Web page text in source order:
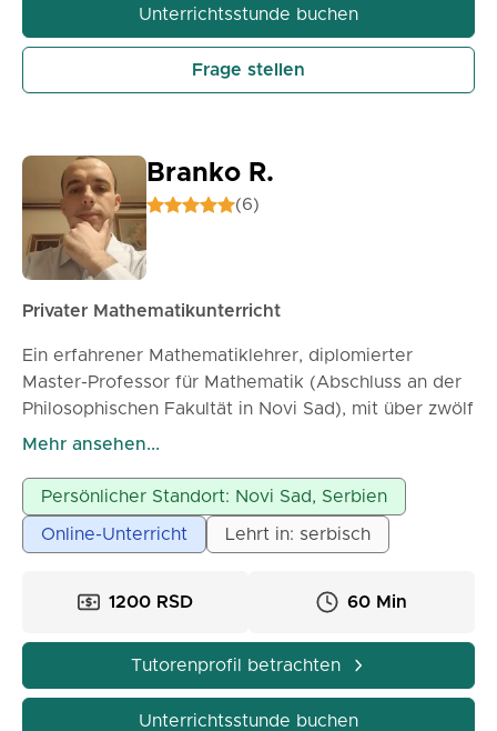
Unterrichtsstunde buchen
Frage stellen
Branko R.
(6)
Privater Mathematikunterricht
Ein erfahrener Mathematiklehrer, diplomierter
Master-Professor für Mathematik (Abschluss an der
Philosophischen Fakultät in Novi Sad), mit über zwölf
Jahren Berufserfahrung in Grundschulen und
Privatunterricht, bietet privaten Mathematikunterricht
für Grundschüler, weiterführende Schüler und
Studenten an. Geduld und Ausdauer in der Arbeit mit
Mehr ansehen...
Persönlicher Standort: Novi Sad, Serbien
Online-Unterricht Lehrt in: serbisch
1200 RSD 60 Min
Tutorenprofil betrachten
Unterrichtsstunde buchen